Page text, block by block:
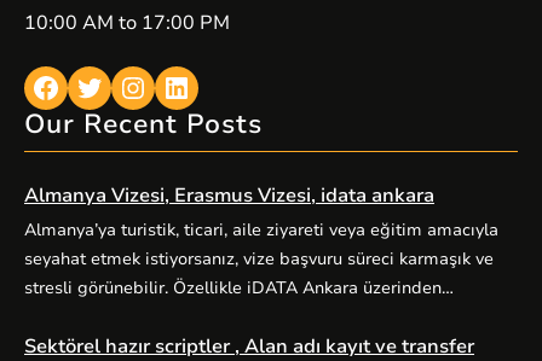
10:00 AM to 17:00 PM
Facebook Twitter Instagram LinkedIn
Our Recent Posts
Almanya Vizesi, Erasmus Vizesi, idata ankara
Almanya’ya turistik, ticari, aile ziyareti veya eğitim amacıyla
seyahat etmek istiyorsanız, vize başvuru süreci karmaşık ve
stresli görünebilir. Özellikle iDATA Ankara üzerinden
eksiksiz evrak hazırlığı ve zamanında randevu planlaması
Sektörel hazır scriptler , Alan adı kayıt ve transfer